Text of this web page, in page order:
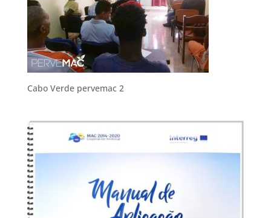
Cabo Verde pervemac 2